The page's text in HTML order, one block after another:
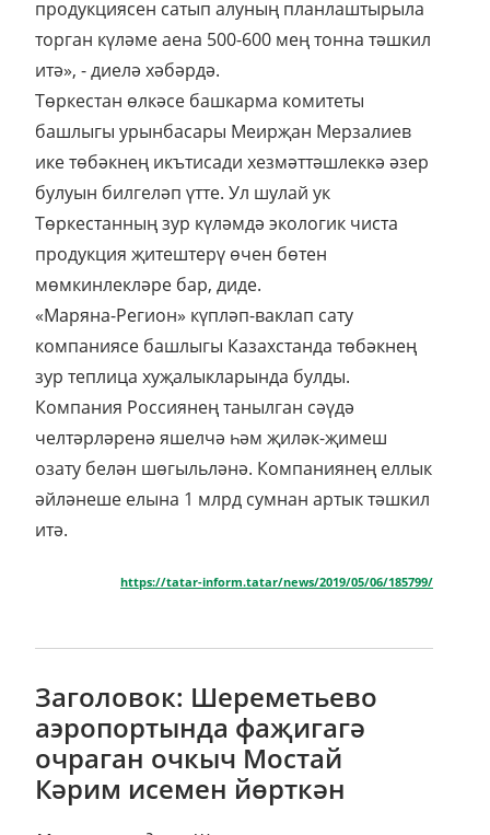
продукциясен сатып алуның планлаштырыла
торган күләме аена 500-600 мең тонна тәшкил
итә», - диелә хәбәрдә.
Төркестан өлкәсе башкарма комитеты
башлыгы урынбасары Меирҗан Мерзалиев
ике төбәкнең икътисади хезмәттәшлеккә әзер
булуын билгеләп үтте. Ул шулай ук
Төркестанның зур күләмдә экологик чиста
продукция җитештерү өчен бөтен
мөмкинлекләре бар, диде.
«Маряна-Регион» күпләп-ваклап сату
компаниясе башлыгы Казахстанда төбәкнең
зур теплица хуҗалыкларында булды.
Компания Россиянең танылган сәүдә
челтәрләренә яшелчә һәм җиләк-җимеш
озату белән шөгыльләнә. Компаниянең еллык
әйләнеше елына 1 млрд сумнан артык тәшкил
итә.
https://tatar-inform.tatar/news/2019/05/06/185799/
Заголовок: Шереметьево
аэропортында фаҗигагә
очраган очкыч Мостай
Кәрим исемен йөрткән